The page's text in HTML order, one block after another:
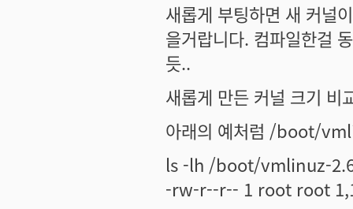
새롭게 부팅하면 새 커널
을거랍니다. 컴파일한걸
듯..
새롭게 만든 커널 크기 비
아래의 예처럼 /boot/
ls -lh /boot/vmlinuz-
-rw-r--r-- 1 root root